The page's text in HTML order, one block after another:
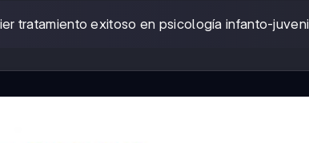
tratamiento exitoso en psicología infanto-